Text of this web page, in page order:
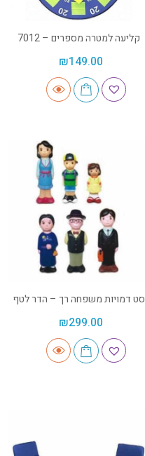
קליעה למטרה מספרים – 7012
₪149.00
סט דמויות משפחה רך – הדר לטף
₪299.00